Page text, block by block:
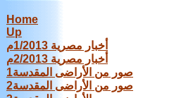
Home
Up
أخبار مصرية 1/2013م
أخبار مصرية 2/2013م
صور من الأراضى المقدسة1
صور من الأراضى المقدسة2